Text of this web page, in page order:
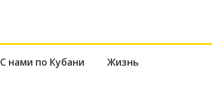
С нами по Кубани Жизнь